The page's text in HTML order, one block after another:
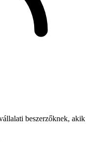
beszerzőknek, akik